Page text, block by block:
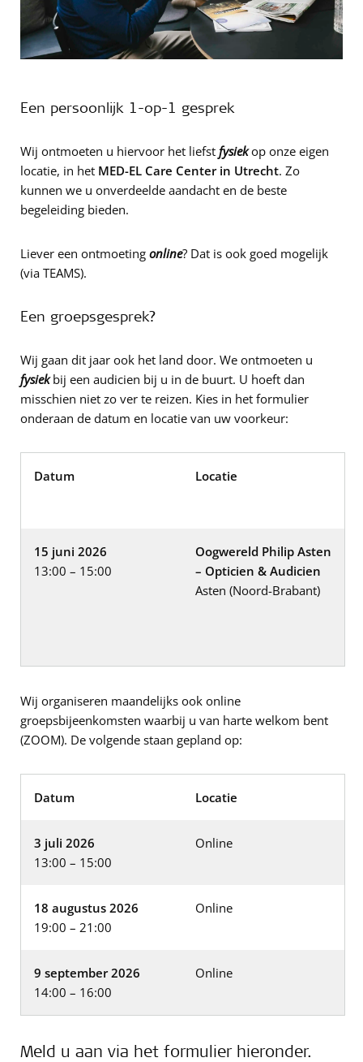
Een persoonlijk 1-op-1 gesprek
Wij ontmoeten u hiervoor het liefst fysiek op onze eigen
locatie, in het MED-EL Care Center in Utrecht. Zo
kunnen we u onverdeelde aandacht en de beste
begeleiding bieden.
Liever een ontmoeting online? Dat is ook goed mogelijk
(via TEAMS).
Een groepsgesprek?
Wij gaan dit jaar ook het land door. We ontmoeten u
fysiek bij een audicien bij u in de buurt. U hoeft dan
misschien niet zo ver te reizen. Kies in het formulier
onderaan de datum en locatie van uw voorkeur:
Datum Locatie
15 juni 2026
13:00 – 15:00
Oogwereld Philip Asten
– Opticien & Audicien
Asten (Noord-Brabant)
Wij organiseren maandelijks ook online
groepsbijeenkomsten waarbij u van harte welkom bent
(ZOOM). De volgende staan gepland op:
Datum Locatie
3 juli 2026
13:00 – 15:00
Online
18 augustus 2026
19:00 – 21:00
Online
9 september 2026
14:00 – 16:00
Online
Meld u aan via het formulier hieronder.